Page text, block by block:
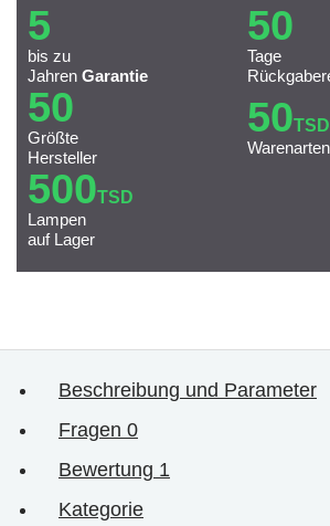
5
bis zu
Jahren Garantie
50
Tage
50
Größte
Hersteller
50TSD
Warenarten
500TSD
Lampen
auf Lager
Beschreibung und Parameter
Fragen 0
Bewertung 1
Kategorie